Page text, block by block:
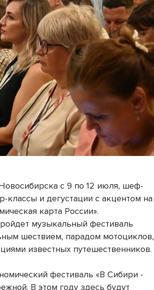
с 9 по 12 июля, шеф-
классы и дегустации с акцентом на
карта России».
музыкальный фестиваль
шествием, парадом мотоциклов,
известных путешественников.
фестиваль «В Сибири -
В этом году здесь будут